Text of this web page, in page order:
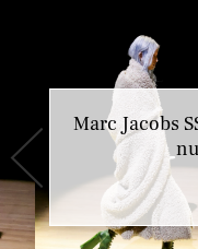
Marc Jacobs